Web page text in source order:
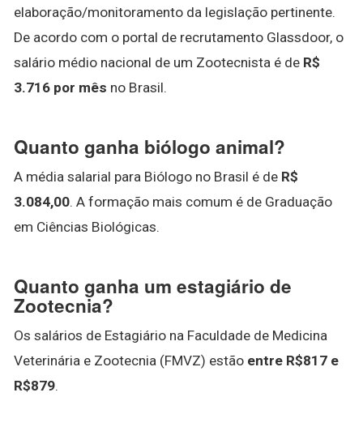
elaboração/monitoramento da legislação pertinente.
De acordo com o portal de recrutamento Glassdoor, o
salário médio nacional de um Zootecnista é de R$
3.716 por mês no Brasil.
Quanto ganha biólogo animal?
A média salarial para Biólogo no Brasil é de R$
3.084,00. A formação mais comum é de Graduação
em Ciências Biológicas.
Quanto ganha um estagiário de
Zootecnia?
Os salários de Estagiário na Faculdade de Medicina
Veterinária e Zootecnia (FMVZ) estão entre R$817 e
R$879.